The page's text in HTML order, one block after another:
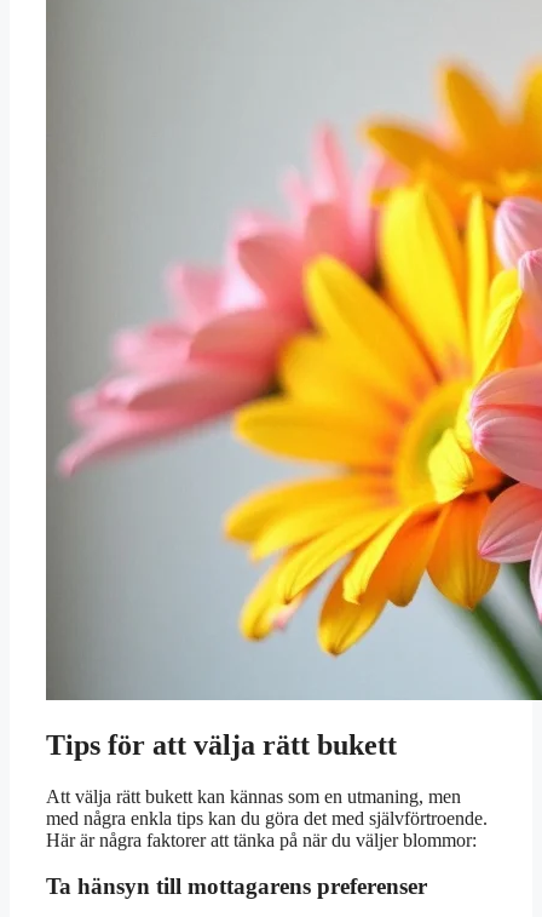
Tips för att välja rätt bukett
Att välja rätt bukett kan kännas som en utmaning, men
med några enkla tips kan du göra det med självförtroende.
Här är några faktorer att tänka på när du väljer blommor:
Ta hänsyn till mottagarens preferenser